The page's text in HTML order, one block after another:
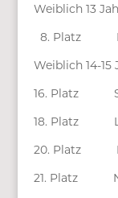
Weiblich 13
8. Platz
Weiblich 14-15
16. Platz
18. Platz
20. Platz
21. Platz